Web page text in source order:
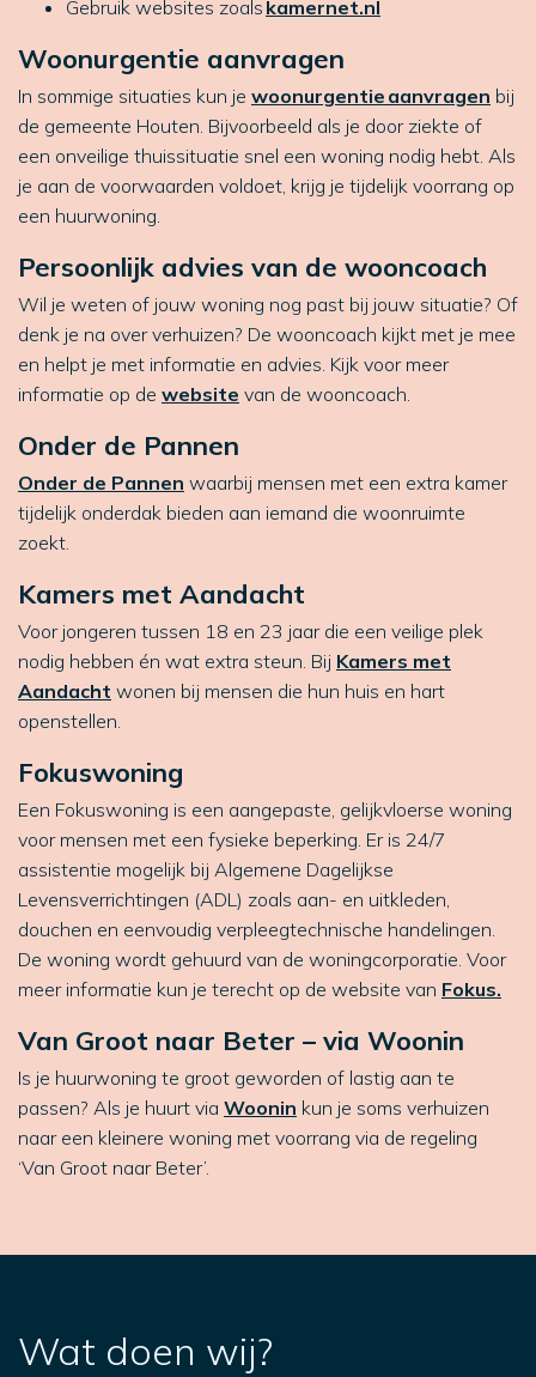
Gebruik websites zoals kamernet.nl
Woonurgentie aanvragen
In sommige situaties kun je woonurgentie aanvragen bij
de gemeente Houten. Bijvoorbeeld als je door ziekte of
een onveilige thuissituatie snel een woning nodig hebt. Als
je aan de voorwaarden voldoet, krijg je tijdelijk voorrang op
een huurwoning.
Persoonlijk advies van de wooncoach
Wil je weten of jouw woning nog past bij jouw situatie? Of
denk je na over verhuizen? De wooncoach kijkt met je mee
en helpt je met informatie en advies. Kijk voor meer
informatie op de website van de wooncoach.
Onder de Pannen
Onder de Pannen waarbij mensen met een extra kamer
tijdelijk onderdak bieden aan iemand die woonruimte
zoekt.
Kamers met Aandacht
Voor jongeren tussen 18 en 23 jaar die een veilige plek
nodig hebben én wat extra steun. Bij Kamers met
Aandacht wonen bij mensen die hun huis en hart
openstellen.
Fokuswoning
Een Fokuswoning is een aangepaste, gelijkvloerse woning
voor mensen met een fysieke beperking. Er is 24/7
assistentie mogelijk bij Algemene Dagelijkse
Levensverrichtingen (ADL) zoals aan- en uitkleden,
douchen en eenvoudig verpleegtechnische handelingen.
De woning wordt gehuurd van de woningcorporatie. Voor
meer informatie kun je terecht op de website van Fokus.
Van Groot naar Beter – via Woonin
Is je huurwoning te groot geworden of lastig aan te
passen? Als je huurt via Woonin kun je soms verhuizen
naar een kleinere woning met voorrang via de regeling
‘Van Groot naar Beter’.
Wat doen wij?